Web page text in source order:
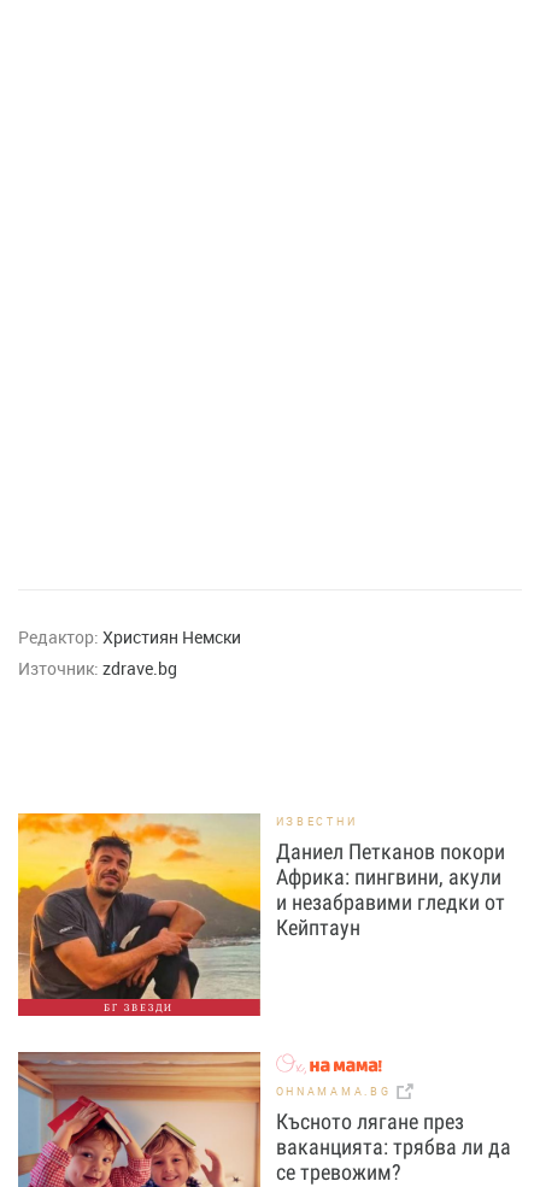
Редактор: Християн Немски
Източник: zdrave.bg
БГ ЗВЕЗДИ
ИЗВЕСТНИ
Даниел Петканов покори
Африка: пингвини, акули
и незабравими гледки от
Кейптаун
OHNAMAMA.BG
Късното лягане през
ваканцията: трябва ли да
се тревожим?